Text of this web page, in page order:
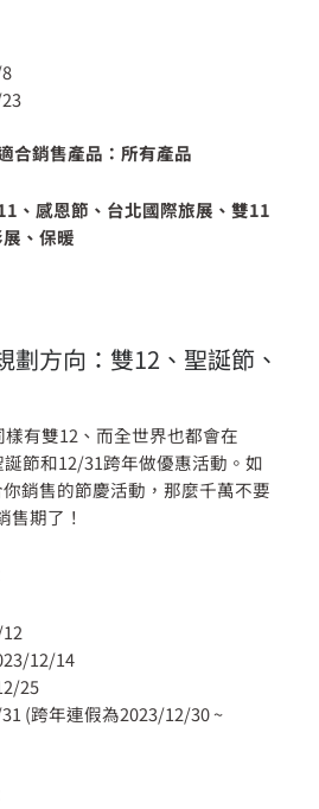
合銷售產品：所有產品
、感恩節、台北國際旅展、雙11
、保暖
劃方向：雙12、聖誕節、
有雙12、而全世界也都會在
節和12/31跨年做優惠活動。如
銷售的節慶活動，那麼千萬不要
售期了！
12/14
25
(跨年連假為2023/12/30 ~